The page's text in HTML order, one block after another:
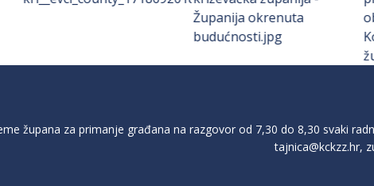
župana za primanje građana na razgovor od 7,30 do 8,30 svaki
tajnica@kckzz.hr,